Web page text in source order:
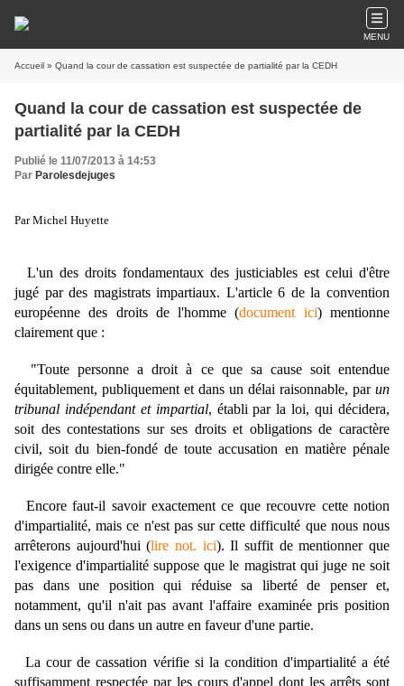
MENU
Accueil » Quand la cour de cassation est suspectée de partialité par la CEDH
Quand la cour de cassation est suspectée de
partialité par la CEDH
Publié le 11/07/2013 à 14:53
Par Parolesdejuges
Par Michel Huyette
L'un des droits fondamentaux des justiciables est celui d'être
jugé par des magistrats impartiaux. L'article 6 de la convention
européenne des droits de l'homme (document ici) mentionne
clairement que :
"Toute personne a droit à ce que sa cause soit entendue
équitablement, publiquement et dans un délai raisonnable, par un
tribunal indépendant et impartial, établi par la loi, qui décidera,
soit des contestations sur ses droits et obligations de caractère
civil, soit du bien-fondé de toute accusation en matière pénale
dirigée contre elle."
Encore faut-il savoir exactement ce que recouvre cette notion
d'impartialité, mais ce n'est pas sur cette difficulté que nous nous
arrêterons aujourd'hui (lire not. ici). Il suffit de mentionner que
l'exigence d'impartialité suppose que le magistrat qui juge ne soit
pas dans une position qui réduise sa liberté de penser et,
notamment, qu'il n'ait pas avant l'affaire examinée pris position
dans un sens ou dans un autre en faveur d'une partie.
La cour de cassation vérifie si la condition d'impartialité a été
suffisamment respectée par les cours d'appel dont les arrêts sont